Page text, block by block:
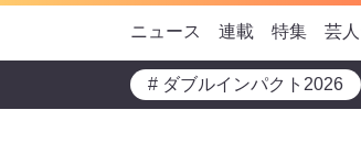
ニュース 連載 特集 芸
# ダブルインパクト2026